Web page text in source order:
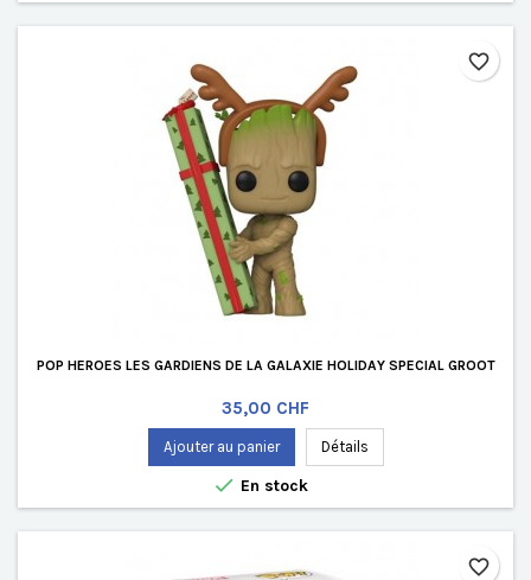
POP HEROES LES GARDIENS DE LA GALAXIE HOLIDAY SPECIAL GROOT
Prix
35,00 CHF
Ajouter au panier Détails
 En stock
favorite_border
favorite_border